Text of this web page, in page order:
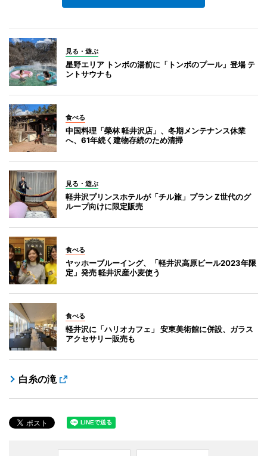
見る・遊ぶ
星野エリア トンボの湯前に「トンボのプール」登場 テ
ントサウナも
食べる
中国料理「榮林 軽井沢店」、冬期メンテナンス休業
へ、61年続く建物存続のため清掃
見る・遊ぶ
軽井沢プリンスホテルが「チル旅」プラン Z世代のグ
ループ向けに限定販売
食べる
ヤッホーブルーイング、「軽井沢高原ビール2023年限
定」発売 軽井沢産小麦使う
食べる
軽井沢に「ハリオカフェ」 安東美術館に併設、ガラス
アクセサリー販売も
白糸の滝